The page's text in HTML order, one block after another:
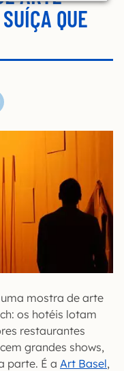
QUE
mostra de arte
os hotéis lotam
restaurantes
grandes shows,
parte. É a Art Basel,